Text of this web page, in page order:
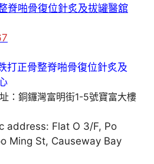
脊啪骨復位針炙及拔罐醫舘
：銅鑼灣富明街1-5號寶富大樓
address: Flat O 3/F, Po
Ming St, Causeway Bay